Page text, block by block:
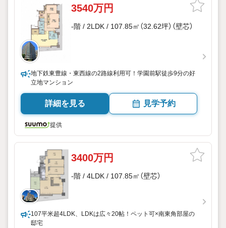
3540万円
-階 / 2LDK / 107.85㎡（32.62坪）（壁芯）
地下鉄東豊線・東西線の2路線利用可！学園前駅徒歩9分の好
立地マンション
詳細を見る 見学予約
提供
3400万円
-階 / 4LDK / 107.85㎡（壁芯）
107平米超4LDK、LDKは広々20帖！ペット可×南東角部屋の
邸宅